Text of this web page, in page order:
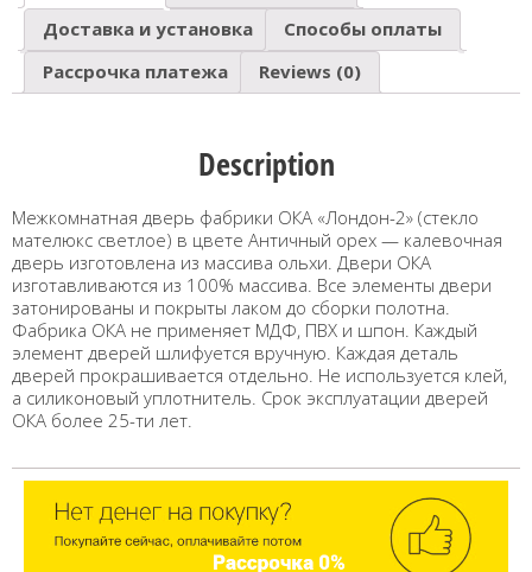
Доставка и установка
Способы оплаты
Рассрочка платежа
Reviews (0)
Description
Межкомнатная дверь фабрики ОКА «Лондон-2» (стекло
мателюкс светлое) в цвете Античный орех — калевочная
дверь изготовлена из массива ольхи. Двери ОКА
изготавливаются из 100% массива. Все элементы двери
затонированы и покрыты лаком до сборки полотна.
Фабрика ОКА не применяет МДФ, ПВХ и шпон. Каждый
элемент дверей шлифуется вручную. Каждая деталь
дверей прокрашивается отдельно. Не используется клей,
а силиконовый уплотнитель. Срок эксплуатации дверей
ОКА более 25-ти лет.